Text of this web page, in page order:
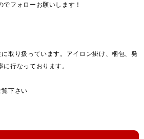
フォローお願いします！
取り扱っています。アイロン掛け、梱包、発
行なっております。
下さい